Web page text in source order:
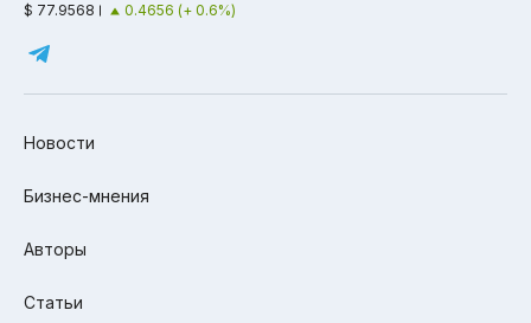
$ 77.9568 0.4656 (+ 0.6%)
Новости
Бизнес-мнения
Авторы
Статьи